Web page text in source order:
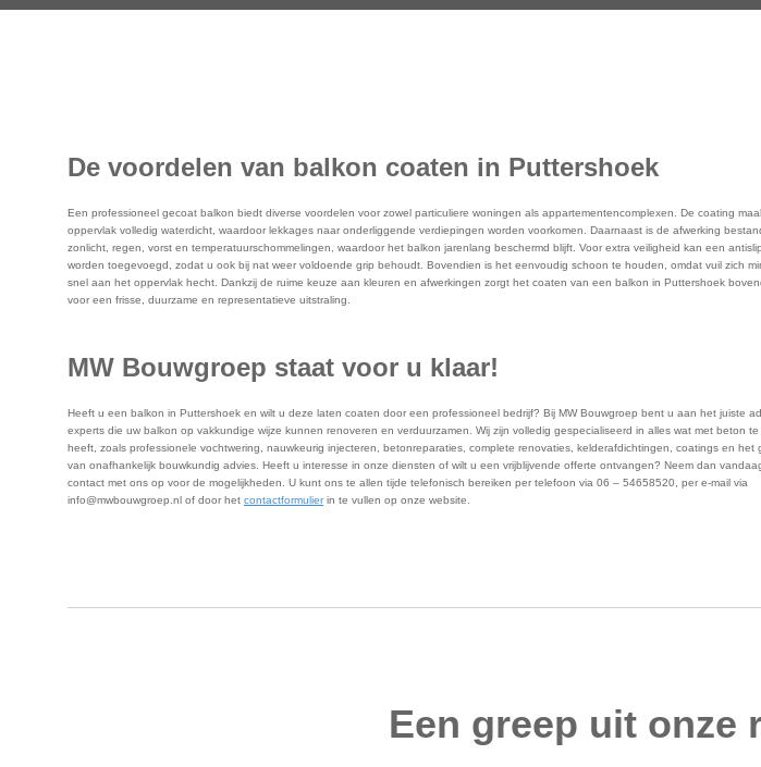
De voordelen van balkon coaten in Puttershoek
Een professioneel gecoat balkon biedt diverse voordelen voor zowel particuliere woningen als appartementencomplexen. De coating
oppervlak volledig waterdicht, waardoor lekkages naar onderliggende verdiepingen worden voorkomen. Daarnaast is de afwerking
zonlicht, regen, vorst en temperatuurschommelingen, waardoor het balkon jarenlang beschermd blijft. Voor extra veiligheid kan een
worden toegevoegd, zodat u ook bij nat weer voldoende grip behoudt. Bovendien is het eenvoudig schoon te houden, omdat vuil zich
snel aan het oppervlak hecht. Dankzij de ruime keuze aan kleuren en afwerkingen zorgt het coaten van een balkon in Puttershoek
voor een frisse, duurzame en representatieve uitstraling.
MW Bouwgroep staat voor u klaar!
Heeft u een balkon in Puttershoek en wilt u deze laten coaten door een professioneel bedrijf? Bij MW Bouwgroep bent u aan het juiste
experts die uw balkon op vakkundige wijze kunnen renoveren en verduurzamen. Wij zijn volledig gespecialiseerd in alles wat met beton te
heeft, zoals professionele vochtwering, nauwkeurig injecteren, betonreparaties, complete renovaties, kelderafdichtingen, coatings en het
van onafhankelijk bouwkundig advies. Heeft u interesse in onze diensten of wilt u een vrijblijvende offerte ontvangen? Neem dan
contact met ons op voor de mogelijkheden. U kunt ons te allen tijde telefonisch bereiken per telefoon via 06 – 54658520, per e-mail via
info@mwbouwgroep.nl of door het contactformulierin te vullen op onze website.
Een greep uit onze